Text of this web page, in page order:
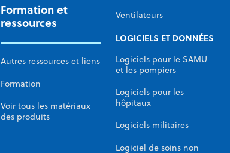
Formation et
ressources
Autres ressources et liens
Formation
Voir tous les matériaux
des produits
Ventilateurs
LOGICIELS ET DONNÉES
Logiciels pour le SAMU
et les pompiers
Logiciels pour les
hôpitaux
Logiciels militaires
Logiciel de soins non